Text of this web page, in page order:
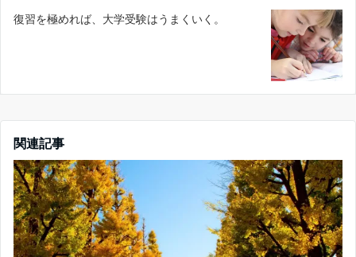
復習を極めれば、大学受験はうまくいく。
関連記事